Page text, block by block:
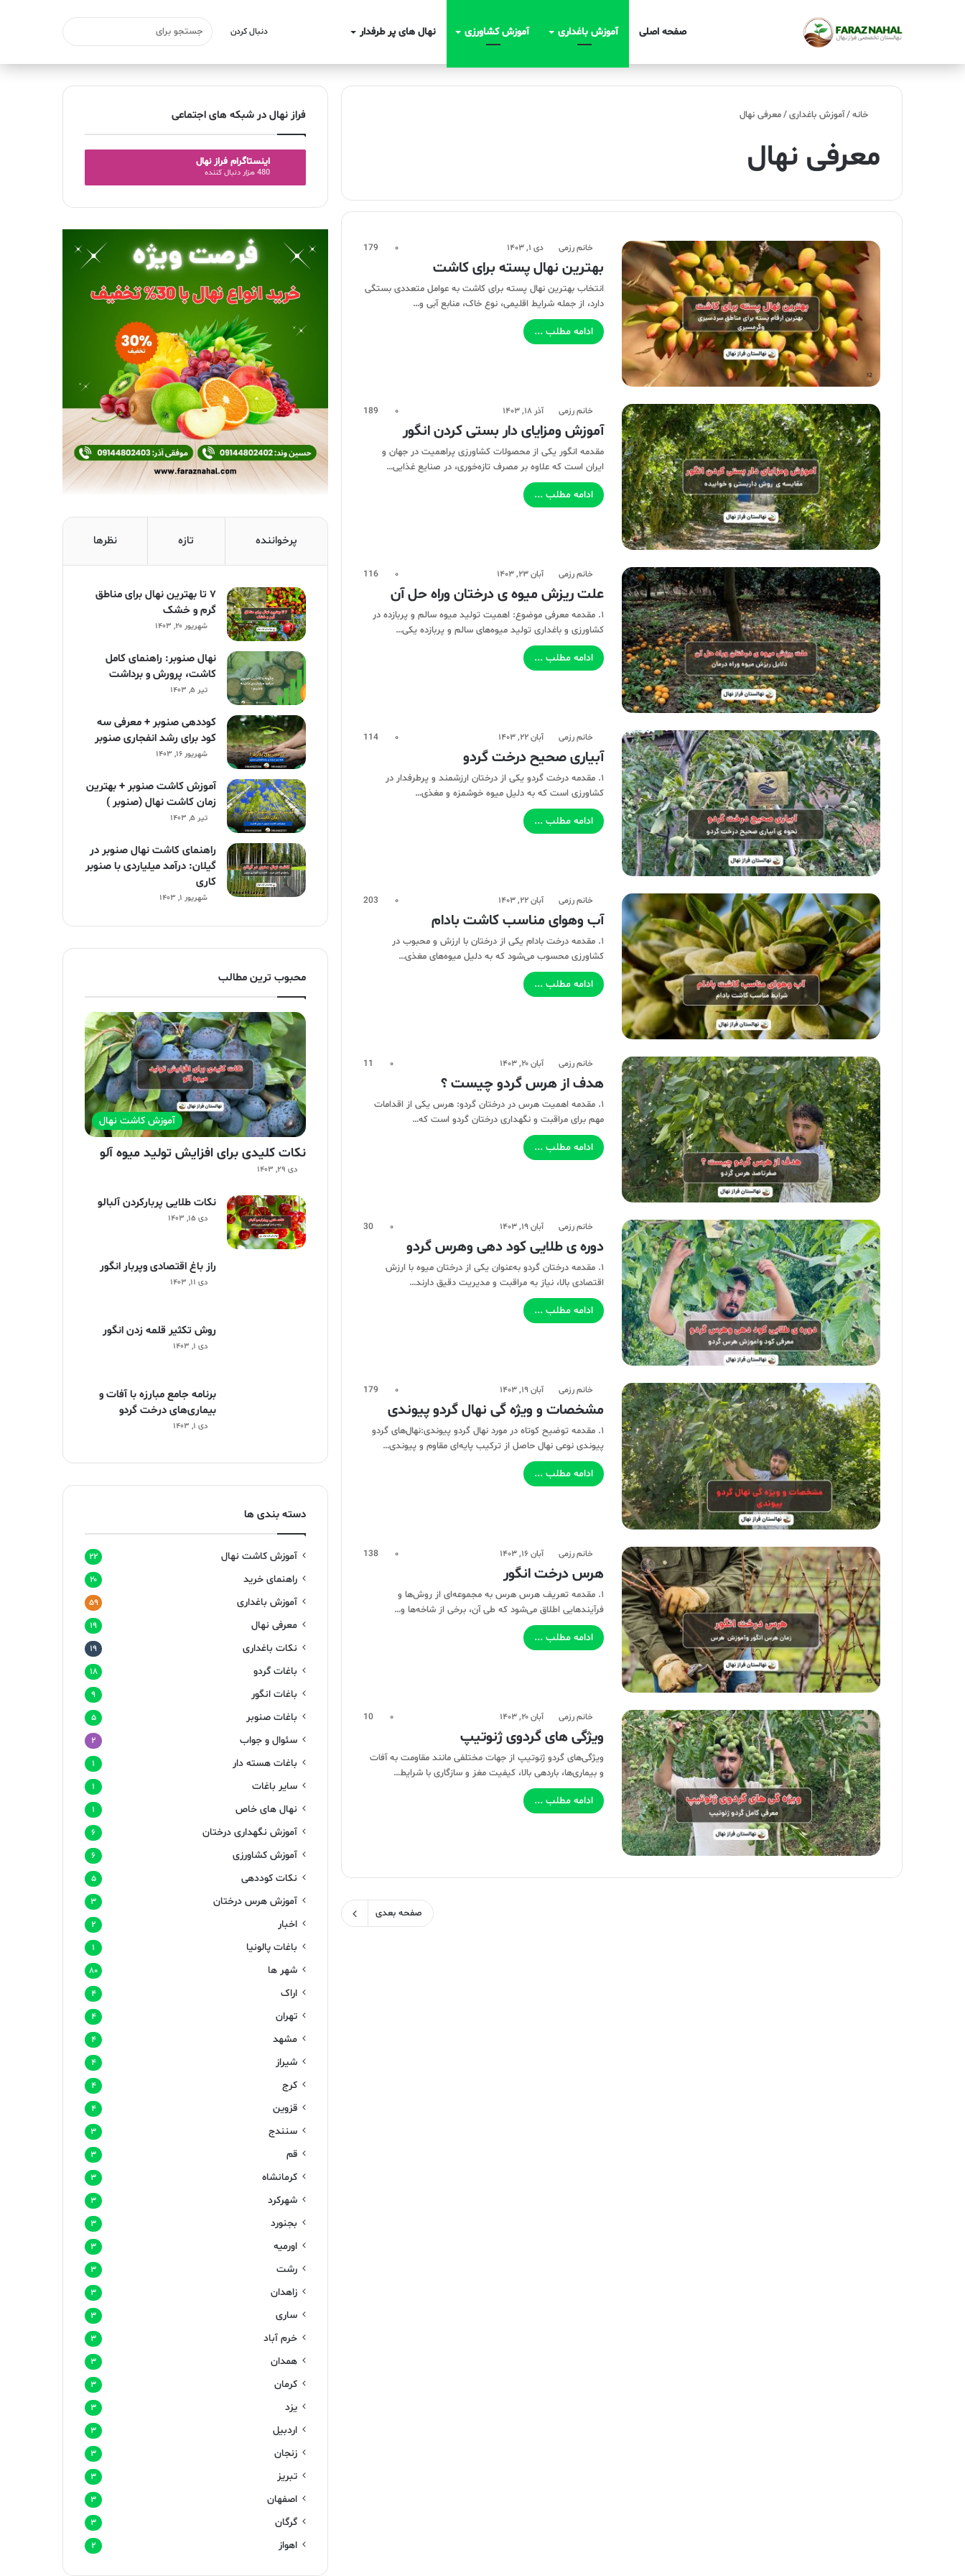
صفحه اصلی آموزش باغداری آموزش کشاورزی نهال های پر طرفدار دنبال کردن
خانه/آموزش باغداری/معرفی نهال
معرفی نهال
خانم رزمی دی ۱, ۱۴۰۳ ۰ 179
بهترین نهال پسته برای کاشت
انتخاب بهترین نهال پسته برای کاشت به عوامل متعددی بستگی
دارد، از جمله شرایط اقلیمی، نوع خاک، منابع آبی و…
ادامه مطلب ...
خانم رزمی آذر ۱۸, ۱۴۰۳ ۰ 189
آموزش ومزایای دار بستی کردن انگور
مقدمه انگور یکی از محصولات کشاورزی پراهمیت در جهان و
ایران است که علاوه بر مصرف تازه‌خوری، در صنایع غذایی…
ادامه مطلب ...
خانم رزمی آبان ۲۳, ۱۴۰۳ ۰ 116
علت ریزش میوه ی درختان وراه حل آن
۱. مقدمه معرفی موضوع: اهمیت تولید میوه سالم و پربازده در
کشاورزی و باغداری تولید میوه‌های سالم و پربازده یکی…
ادامه مطلب ...
خانم رزمی آبان ۲۲, ۱۴۰۳ ۰ 114
آبیاری صحیح درخت گردو
۱. مقدمه درخت گردو یکی از درختان ارزشمند و پرطرفدار در
کشاورزی است که به دلیل میوه‌ خوشمزه و مغذی…
ادامه مطلب ...
خانم رزمی آبان ۲۲, ۱۴۰۳ ۰ 203
آب وهوای مناسب کاشت بادام
۱. مقدمه درخت بادام یکی از درختان با ارزش و محبوب در
کشاورزی محسوب می‌شود که به دلیل میوه‌های مغذی…
ادامه مطلب ...
خانم رزمی آبان ۲۰, ۱۴۰۳ ۰ 11
هدف از هرس گردو چیست ؟
۱. مقدمه اهمیت هرس در درختان گردو: هرس یکی از اقدامات
مهم برای مراقبت و نگهداری درختان گردو است که…
ادامه مطلب ...
خانم رزمی آبان ۱۹, ۱۴۰۳ ۰ 30
دوره ی طلایی کود دهی وهرس گردو
۱. مقدمه درختان گردو به‌عنوان یکی از درختان میوه با ارزش
اقتصادی بالا، نیاز به مراقبت و مدیریت دقیق دارند…
ادامه مطلب ...
خانم رزمی آبان ۱۹, ۱۴۰۳ ۰ 179
مشخصات و ویژه گی نهال گردو پیوندی
۱. مقدمه توضیح کوتاه در مورد نهال گردو پیوندی:نهال‌های گردو
پیوندی نوعی نهال حاصل از ترکیب پایه‌ای مقاوم و پیوندی…
ادامه مطلب ...
خانم رزمی آبان ۱۶, ۱۴۰۳ ۰ 138
هرس درخت انگور
۱. مقدمه تعریف هرس هرس به مجموعه‌ای از روش‌ها و
فرآیندهایی اطلاق می‌شود که طی آن، برخی از شاخه‌ها و…
ادامه مطلب ...
خانم رزمی آبان ۲۰, ۱۴۰۳ ۰ 10
ویژگی های گردوی ژنوتیپ
ویژگی‌های گردو ژنوتیپ از جهات مختلفی مانند مقاومت به آفات
و بیماری‌ها، باردهی بالا، کیفیت مغز و سازگاری با شرایط…
ادامه مطلب ...
صفحه بعدی
فراز نهال در شبکه های اجتماعی
اینستاگرام فراز نهال
480 هزار دنبال کننده
پرخواننده تازه نظرها
۷ تا بهترین نهال برای مناطق
گرم و خشک
شهریور ۲۰, ۱۴۰۳
نهال صنوبر: راهنمای کامل
کاشت، پرورش و برداشت
تیر ۵, ۱۴۰۳
کوددهی صنوبر + معرفی سه
کود برای رشد انفجاری صنوبر
شهریور ۱۶, ۱۴۰۳
آموزش کاشت صنوبر + بهترین
زمان کاشت نهال (صنوبر )
تیر ۵, ۱۴۰۳
راهنمای کاشت نهال صنوبر در
گیلان: درآمد میلیاردی با صنوبر
کاری
شهریور ۱, ۱۴۰۳
محبوب ترین مطالب
آموزش کاشت نهال
نکات کلیدی برای افزایش تولید میوه آلو
دی ۲۹, ۱۴۰۳
نکات طلایی پربارکردن آلبالو
دی ۱۵, ۱۴۰۳
راز باغ اقتصادی وپربار انگور
دی ۱۱, ۱۴۰۳
روش تکثیر قلمه زدن انگور
دی ۱, ۱۴۰۳
برنامه جامع مبارزه با آفات و
بیماری‌های درخت گردو
دی ۱, ۱۴۰۳
دسته بندی ها
آموزش کاشت نهال ۲۲
راهنمای خرید ۲۰
آموزش باغداری ۵۹
معرفی نهال ۱۹
نکات باغداری ۱۹
باغات گردو ۱۸
باغات انگور ۹
باغات صنوبر ۵
سئوال و جواب ۲
باغات هسته دار ۱
سایر باغات ۱
نهال های خاص ۱
آموزش نگهداری درختان ۶
آموزش کشاورزی ۶
نکات کوددهی ۵
آموزش هرس درختان ۳
اخبار ۲
باغات پالونیا ۱
شهر ها ۸۰
اراک ۴
تهران ۴
مشهد ۴
شیراز ۴
کرج ۴
قزوین ۴
سنندج ۳
قم ۳
کرمانشاه ۳
شهرکرد ۳
بجنورد ۳
اورمیه ۳
رشت ۳
زاهدان ۳
ساری ۳
خرم آباد ۳
همدان ۳
کرمان ۳
یزد ۳
اردبیل ۳
زنجان ۳
تبریز ۳
اصفهان ۳
گرگان ۳
اهواز ۲